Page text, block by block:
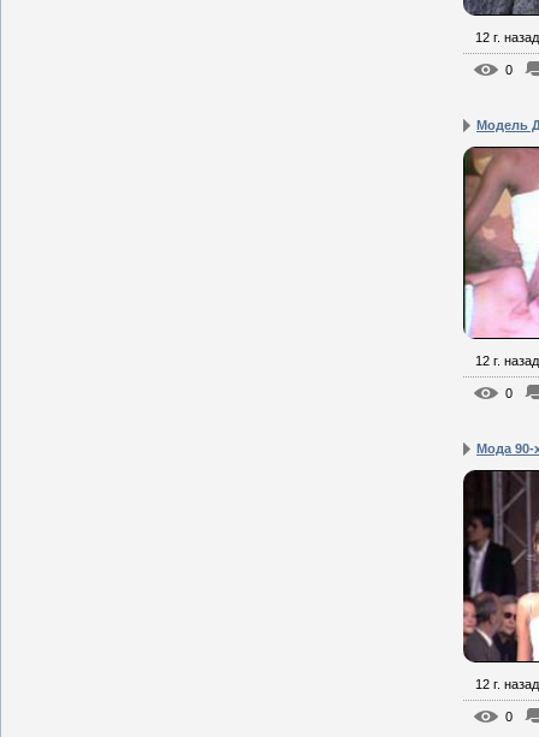
12 г. назад
0
Модель
12 г. назад
0
Мода 90-
12 г. назад
0